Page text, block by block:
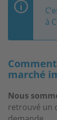
à
marché
Nous
retrouvé un